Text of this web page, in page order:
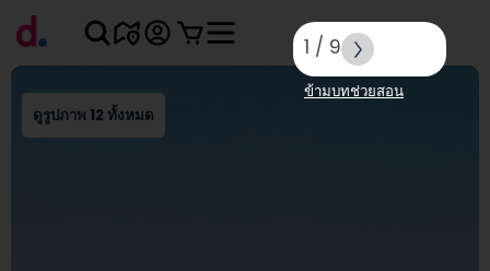
ดูรูปภาพ 12 ทั้งหมด
1 / 9
ข้ามบทช่วยสอน